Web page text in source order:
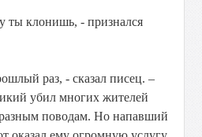
ты клонишь, - признался
раз, - сказал писец. –
убил многих жителей
поводам. Но напавший